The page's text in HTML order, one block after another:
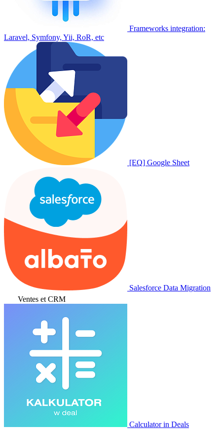
Frameworks integration:
Laravel, Symfony, Yii, RoR, etc
[EQ] Google Sheet
Salesforce Data Migration
Ventes et CRM
Calculator in Deals